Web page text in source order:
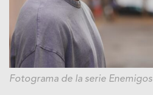
Fotograma de la serie Enemigos